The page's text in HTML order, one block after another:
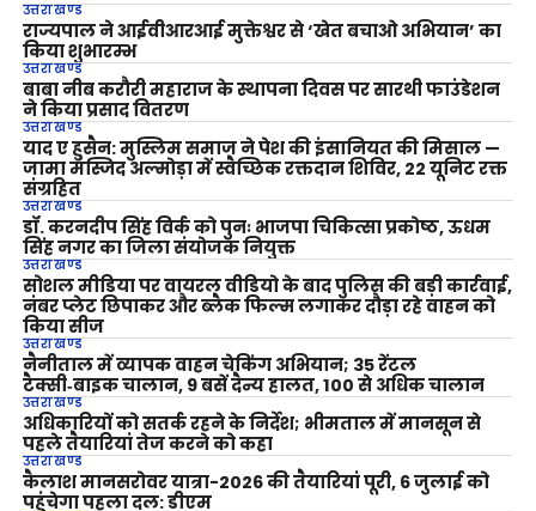
उत्तराखण्ड
राज्यपाल ने आईवीआरआई मुक्तेश्वर से ‘खेत बचाओ अभियान’ का
किया शुभारम्भ
उत्तराखण्ड
बाबा नीब करौरी महाराज के स्थापना दिवस पर सारथी फाउंडेशन
ने किया प्रसाद वितरण
उत्तराखण्ड
याद ए हुसैन: मुस्लिम समाज ने पेश की इंसानियत की मिसाल —
जामा मस्जिद अल्मोड़ा में स्वैच्छिक रक्तदान शिविर, 22 यूनिट रक्त
संग्रहित
उत्तराखण्ड
डॉ. करनदीप सिंह विर्क को पुनः भाजपा चिकित्सा प्रकोष्ठ, ऊधम
सिंह नगर का जिला संयोजक नियुक्त
उत्तराखण्ड
सोशल मीडिया पर वायरल वीडियो के बाद पुलिस की बड़ी कार्रवाई,
नंबर प्लेट छिपाकर और ब्लैक फिल्म लगाकर दौड़ा रहे वाहन को
किया सीज
उत्तराखण्ड
नैनीताल में व्यापक वाहन चेकिंग अभियान; 35 रेंटल
टैक्सी‑बाइक चालान, 9 बसें दैन्य हालत, 100 से अधिक चालान
उत्तराखण्ड
अधिकारियों को सतर्क रहने के निर्देश; भीमताल में मानसून से
पहले तैयारियां तेज करने को कहा
उत्तराखण्ड
कैलाश मानसरोवर यात्रा-2026 की तैयारियां पूरी, 6 जुलाई को
पहुंचेगा पहला दल: डीएम